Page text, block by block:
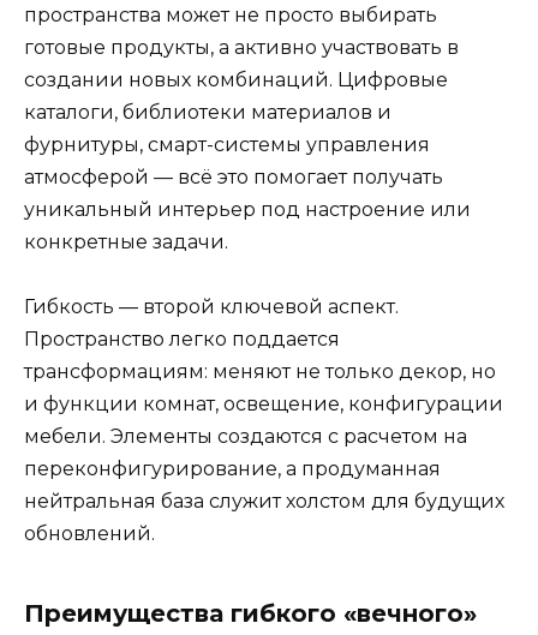
пространства может не просто выбирать
готовые продукты, а активно участвовать в
создании новых комбинаций. Цифровые
каталоги, библиотеки материалов и
фурнитуры, смарт-системы управления
атмосферой — всё это помогает получать
уникальный интерьер под настроение или
конкретные задачи.
Гибкость — второй ключевой аспект.
Пространство легко поддается
трансформациям: меняют не только декор, но
и функции комнат, освещение, конфигурации
мебели. Элементы создаются с расчетом на
переконфигурирование, а продуманная
нейтральная база служит холстом для будущих
обновлений.
Преимущества гибкого «вечного»